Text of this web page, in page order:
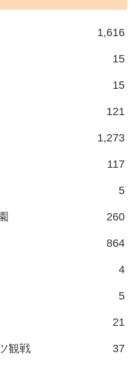
1,616
15
15
121
1,273
117
5
260
864
4
5
21
観戦 37